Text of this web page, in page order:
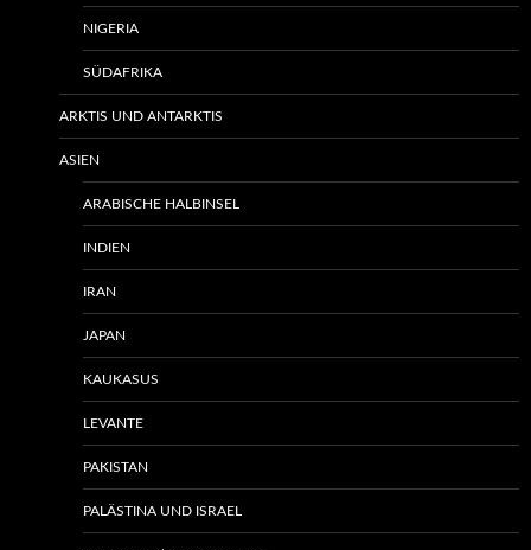
NIGERIA
SÜDAFRIKA
ARKTIS UND ANTARKTIS
ASIEN
ARABISCHE HALBINSEL
INDIEN
IRAN
JAPAN
KAUKASUS
LEVANTE
PAKISTAN
PALÄSTINA UND ISRAEL